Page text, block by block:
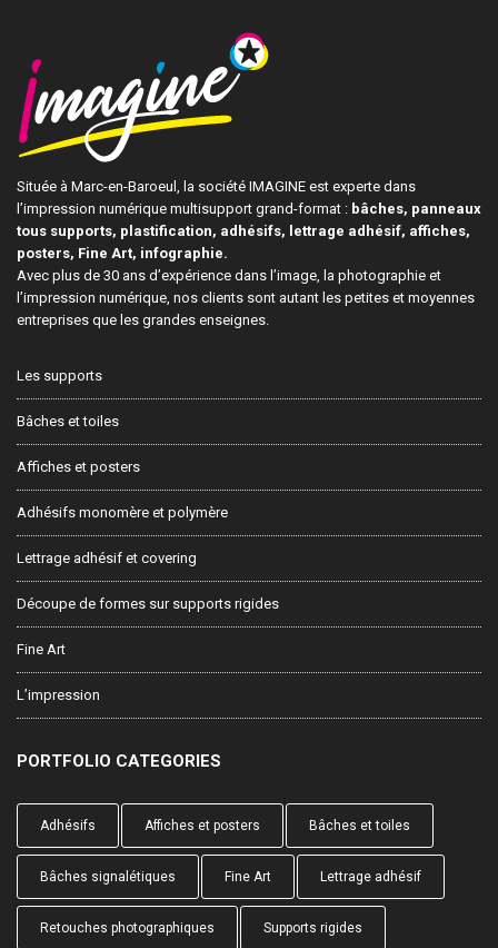
Située à Marc-en-Baroeul, la société IMAGINE est experte dans
l’impression numérique multisupport grand-format : bâches, panneaux
tous supports, plastification, adhésifs, lettrage adhésif, affiches,
posters, Fine Art, infographie.
Avec plus de 30 ans d’expérience dans l’image, la photographie et
l’impression numérique, nos clients sont autant les petites et moyennes
entreprises que les grandes enseignes.
Les supports
Bâches et toiles
Affiches et posters
Adhésifs monomère et polymère
Lettrage adhésif et covering
Découpe de formes sur supports rigides
Fine Art
L’impression
PORTFOLIO CATEGORIES
Adhésifs Affiches et posters Bâches et toiles
Bâches signalétiques Fine Art Lettrage adhésif
Retouches photographiques Supports rigides